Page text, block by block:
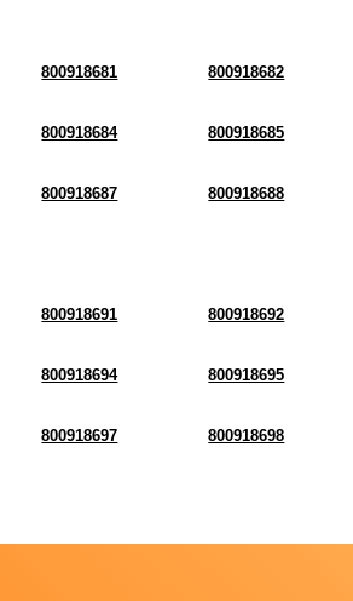
800918681 800918682
800918684 800918685
800918687 800918688
800918691 800918692
800918694 800918695
800918697 800918698